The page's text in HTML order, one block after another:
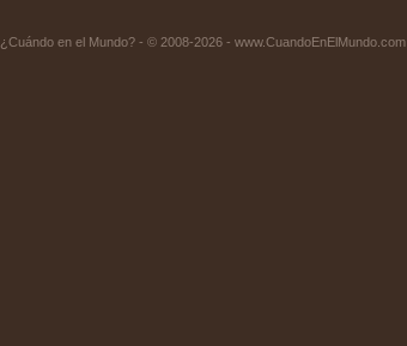
¿Cuándo en el Mundo? - © 2008-2026 - www.CuandoEnElMundo.com